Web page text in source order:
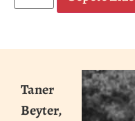
Taner
Beyter,